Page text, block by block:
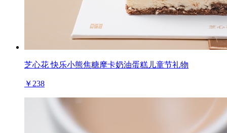
芝心花 快乐小熊焦糖摩卡奶油蛋糕儿童节礼物
￥238